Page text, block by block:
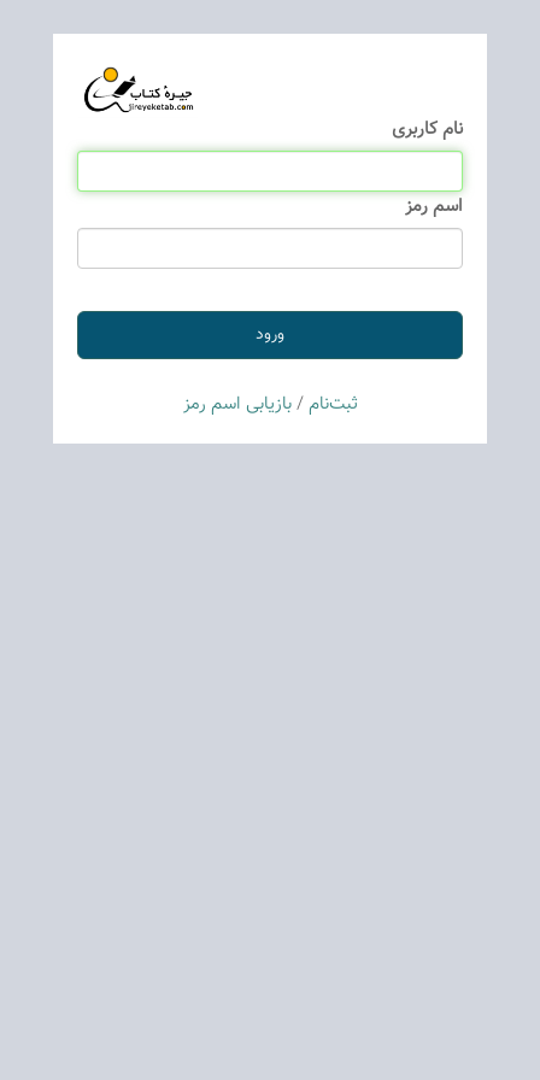
نام كاربری
اسم رمز
ثبت‌نام/بازیابی اسم رمز